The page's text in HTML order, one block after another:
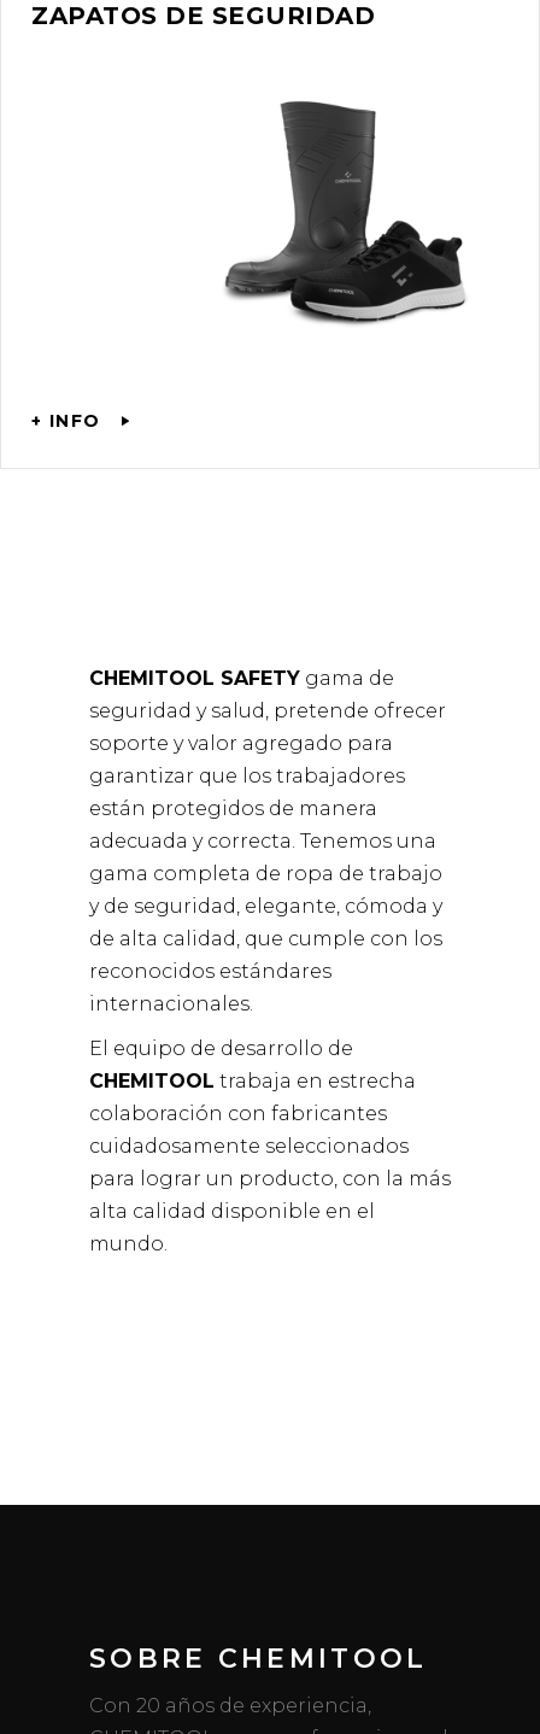
ZAPATOS DE SEGURIDAD
+ INFO
CHEMITOOL SAFETY gama de
seguridad y salud, pretende ofrecer
soporte y valor agregado para
garantizar que los trabajadores
están protegidos de manera
adecuada y correcta. Tenemos una
gama completa de ropa de trabajo
y de seguridad, elegante, cómoda y
de alta calidad, que cumple con los
reconocidos estándares
internacionales.
El equipo de desarrollo de
CHEMITOOL trabaja en estrecha
colaboración con fabricantes
cuidadosamente seleccionados
para lograr un producto, con la más
alta calidad disponible en el
mundo.
SOBRE CHEMITOOL
Con 20 años de experiencia,